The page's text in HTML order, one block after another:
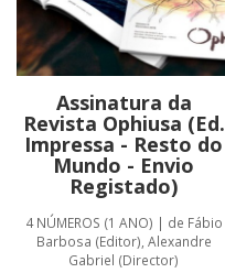
Assinatura da
Revista Ophiusa (Ed.
Impressa - Resto do
Mundo - Envio
Registado)
4 NÚMEROS (1 ANO) | de Fábio
Barbosa (Editor), Alexandre
Gabriel (Director)